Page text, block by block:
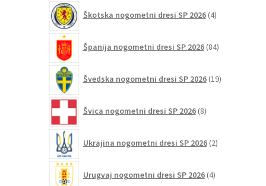
Škotska nogometni dresi SP 2026 4izdelki
Španija nogometni dresi SP 2026 84izdelkov
Švedska nogometni dresi SP 2026 19izdelkov
Švica nogometni dresi SP 2026 8izdelkov
Ukrajina nogometni dresi SP 2026 2izdelka
Urugvaj nogometni dresi SP 2026 4izdelki